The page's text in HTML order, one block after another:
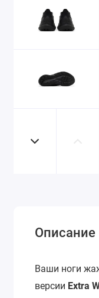
Описание
Ваши ноги
версии Extra